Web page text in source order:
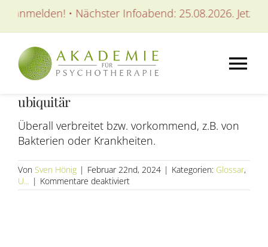
Inhalt
springen
• Nächster Infoabend: 25.08.2026. Jetzt
AKADEMIE
WEITERBILDUNGEN
ubiquitär
Überall verbreitet bzw. vorkommend, z.B. von
Bakterien oder Krankheiten.
Von Sven Hönig | Februar 22nd, 2024 | Kategorien: Glossar,
U... | Kommentare deaktiviertfür
ubiquitär